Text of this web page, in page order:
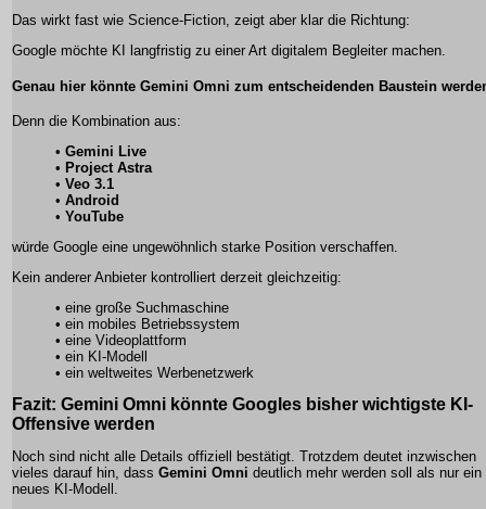
Das wirkt fast wie Science-Fiction, zeigt aber klar die Richtung:
Google möchte KI langfristig zu einer Art digitalem Begleiter machen.
Genau hier könnte Gemini Omni zum entscheidenden Baustein
Denn die Kombination aus:
• Gemini Live
• Project Astra
• Veo 3.1
• Android
• YouTube
würde Google eine ungewöhnlich starke Position verschaffen.
Kein anderer Anbieter kontrolliert derzeit gleichzeitig:
• eine große Suchmaschine
• ein mobiles Betriebssystem
• eine Videoplattform
• ein KI-Modell
• ein weltweites Werbenetzwerk
Fazit: Gemini Omni könnte Googles bisher wichtigste KI-
Offensive werden
Noch sind nicht alle Details offiziell bestätigt. Trotzdem deutet inzwischen
vieles darauf hin, dass Gemini Omni deutlich mehr werden soll als nur ein
neues KI-Modell.